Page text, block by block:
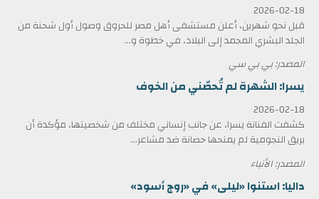
2026-02-18
قبل نحو شهرين، أعلن مستشفى أهل مصر للحروق وصول أول شحنة من
الجلد البشري المجمد إلى البلاد، في خطوة و...
المصدر: بي بي سي
يسرا: الشهرة لم تُحصّني من الخوف
2026-02-18
كشفت الفنانة يسرا، عن جانب إنساني مختلف من شخصيتها، مؤكدة أن
بريق النجومية لم يمنحها حصانة ضد مشاعر...
المصدر: الأنباء
داليا: استنوا «ليلى» في «روج أسود»